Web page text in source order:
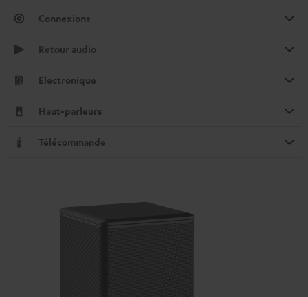
Connexions
Retour audio
Electronique
Haut-parleurs
Télécommande